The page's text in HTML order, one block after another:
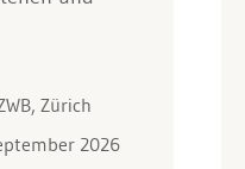
Zürich
2026